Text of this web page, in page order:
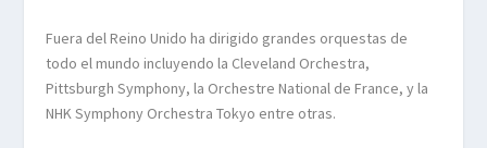
Fuera del Reino Unido ha dirigido grandes orquestas de
todo el mundo incluyendo la Cleveland Orchestra,
Pittsburgh Symphony, la Orchestre National de France, y la
NHK Symphony Orchestra Tokyo entre otras.